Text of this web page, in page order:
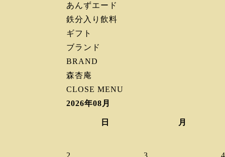
あんずエード
鉄分入り飲料
ギフト
ブランド
BRAND
森杏庵
CLOSE MENU
2026年08月
日 月
2
3 4